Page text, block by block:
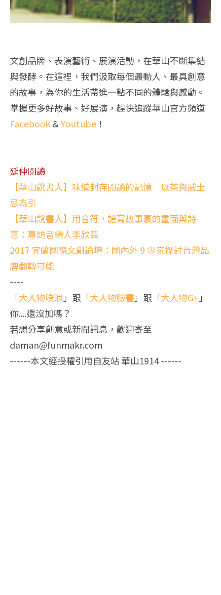
文創品牌、表演藝術、展演活動，在華山不斷集結
與發酵。在這裡，我們汲取每個最動人、最具創意
的故事，為你的生活帶進一點不同的體驗與感動。
掌握更多好故事、好展演，趕快追蹤華山官方頻道
Facebook&Youtube ！
延伸閱讀
【華山說書人】味道封存閱讀的記憶 以茶與威士
忌為引
【華山說書人】用音符，譜寫故事裏的畫面與詩
意：專訪音樂人李欣芸
2017 宜蘭國際文創論壇：國內外 9 專家探討台灣品
牌翻轉可能
----
「大人物噗浪 」跟「大人物臉書」跟「大人物G+ 」
你....還沒加嗎？
若想分享創意或新聞訊息，歡迎寄至
daman@funmakr.com
------本文經授權引用自友站 華山1914 ------